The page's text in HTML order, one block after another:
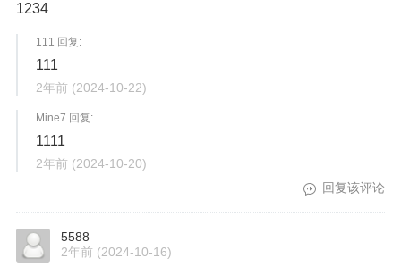
1234
111 回复:
111
2年前 (2024-10-22)
Mine7 回复:
1111
2年前 (2024-10-20)
回复该评论
5588
2年前 (2024-10-16)